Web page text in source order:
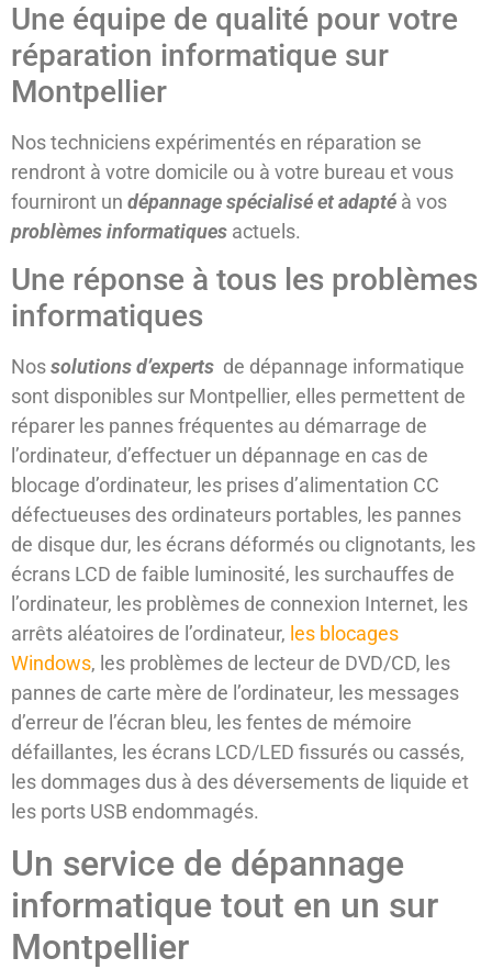
Une équipe de qualité pour votre
réparation informatique sur
Montpellier
Nos techniciens expérimentés en réparation se
rendront à votre domicile ou à votre bureau et vous
fourniront un dépannage spécialisé et adapté à vos
problèmes informatiques actuels.
Une réponse à tous les problèmes
informatiques
Nossolutions d’experts de dépannage informatique
sont disponibles sur Montpellier, elles permettent de
réparer les pannes fréquentes au démarrage de
l’ordinateur, d’effectuer un dépannage en cas de
blocage d’ordinateur, les prises d’alimentation CC
défectueuses des ordinateurs portables, les pannes
de disque dur, les écrans déformés ou clignotants, les
écrans LCD de faible luminosité, les surchauffes de
l’ordinateur, les problèmes de connexion Internet, les
arrêts aléatoires de l’ordinateur, les blocages
Windows, les problèmes de lecteur de DVD/CD, les
pannes de carte mère de l’ordinateur, les messages
d’erreur de l’écran bleu, les fentes de mémoire
défaillantes, les écrans LCD/LED fissurés ou cassés,
les dommages dus à des déversements de liquide et
les ports USB endommagés.
Un service de dépannage
informatique tout en un sur
Montpellier